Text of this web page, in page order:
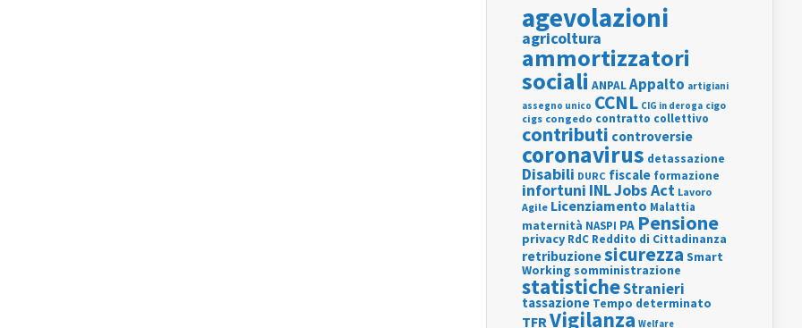
agevolazioni
agricoltura
ammortizzatori
sociali ANPALAppalto artigiani
assegno unico CCNL CIG in deroga cigo
cigs congedo contratto collettivo
contributi controversie
coronavirus detassazione
Disabili DURC fiscale formazione
infortuni INLJobs Act Lavoro
Agile Licenziamento Malattia
maternità NASPI PA Pensione
privacy RdC Reddito di Cittadinanza
retribuzionesicurezza Smart
Working somministrazione
statisticheStranieri
tassazione Tempo determinato
TFRVigilanza Welfare